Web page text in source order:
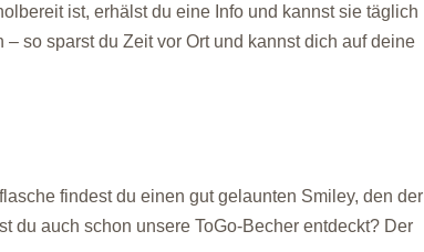
ist, erhälst du eine Info und kannst sie täglich
so sparst du Zeit vor Ort und kannst dich auf deine
findest du einen gut gelaunten Smiley, den der
du auch schon unsere ToGo-Becher entdeckt? Der